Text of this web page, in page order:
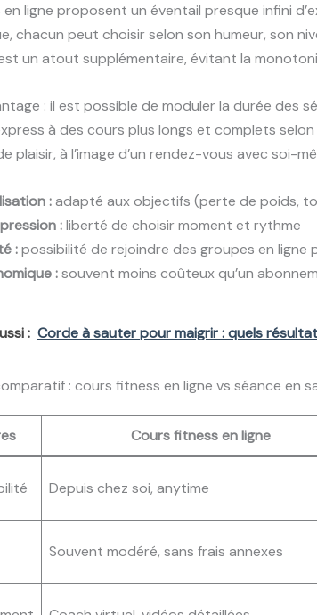
ligne proposent un éventail presque infini
chacun peut choisir selon son humeur, son
un atout supplémentaire, évitant la
: il est possible de moduler la durée des
à des cours plus longs et complets selon
plaisir, à l’image d’un rendez-vous avec soi-
:adapté aux objectifs (perte de poids,
:liberté de choisir moment et rythme
:possibilité de rejoindre des groupes en ligne
:souvent moins coûteux qu’un
: Corde à sauter pour maigrir : quels
: cours fitness en ligne vs séance en
Cours fitness en ligne
Depuis chez soi, anytime
Souvent modéré, sans frais annexes